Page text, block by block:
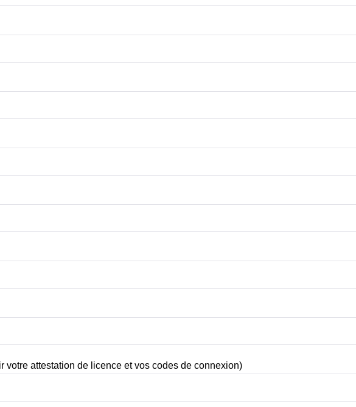
votre attestation de licence et vos codes de connexion)